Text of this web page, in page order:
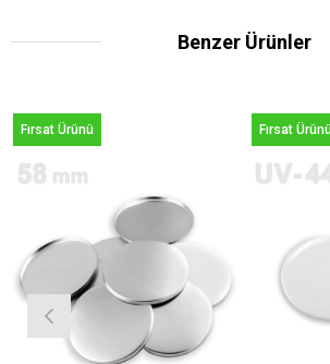
Benzer Ürünler
Fırsat Ürünü Fırsat Ürünü